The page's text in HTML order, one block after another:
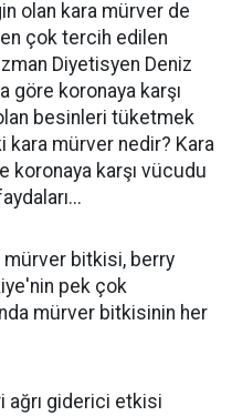
olan kara mürver de
en çok tercih edilen
Diyetisyen Deniz
göre koronaya karşı
besinleri tüketmek
kara mürver nedir? Kara
koronaya karşı vücudu
mürver bitkisi, berry
pek çok
mürver bitkisinin her
ağrı giderici etkisi